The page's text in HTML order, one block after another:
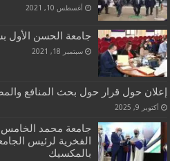
أغسطس 10, 2021
جامعة الحسن الأول
سبتمبر 18, 2021
إعلان حول قرار حول بحث المنافع
أكتوبر 9, 2025
جامعة محمد الخامس
الفخرية لرئيس
بالمكسيك